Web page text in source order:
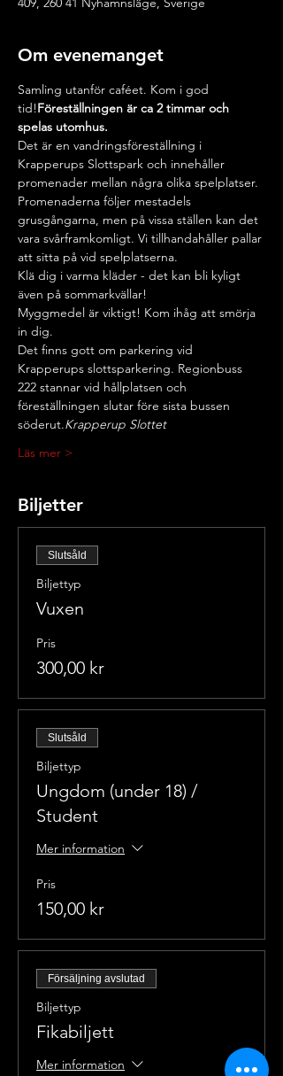
Om evenemanget
Samling utanför caféet. Kom i god
tid!Föreställningen är ca 2 timmar och
spelas utomhus.
Det är en vandringsföreställning i
Krapperups Slottspark och innehåller
promenader mellan några olika spelplatser.
Promenaderna följer mestadels
grusgångarna, men på vissa ställen kan det
vara svårframkomligt. Vi tillhandahåller pallar
att sitta på vid spelplatserna.
Klä dig i varma kläder - det kan bli kyligt
även på sommarkvällar!
Myggmedel är viktigt! Kom ihåg att smörja
in dig.
Det finns gott om parkering vid
Krapperups slottsparkering. Regionbuss
222 stannar vid hållplatsen och
föreställningen slutar före sista bussen
söderut.Krapperup Slottet
Läs mer >
Biljetter
Slutsåld
Biljettyp
Vuxen
Pris
300,00 kr
Slutsåld
Biljettyp
Ungdom (under 18) /
Student
Mer information
Pris
150,00 kr
Försäljning avslutad
Biljettyp
Fikabiljett
Mer information